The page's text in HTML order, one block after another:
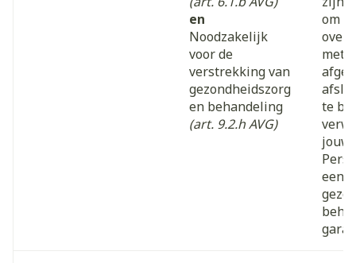
en
Noodzakelijk
voor de
verstrekking van
gezondheidszorg
en behandeling
(art. 9.2.h AVG)
om
met
te
jouw
een